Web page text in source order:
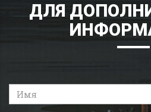
ДЛЯ
Имя